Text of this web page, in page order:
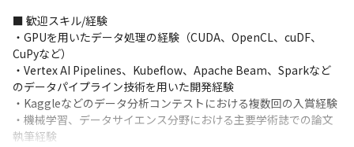
＜市場規模＞
・日本の製造業の法人数：約60万社
・現在顧客数：約500社
・想定顧客数：約1万社
・想定サービス市場規模：200億円～300億円
・競合他社：0社（製造業に特化した会社がない）
※2023年9月現在
■ 歓迎スキル/経験
・GPUを用いたデータ処理の経験（CUDA、OpenCL、cuDF、
CuPyなど）
・Vertex AI Pipelines、Kubeflow、Apache Beam、Sparkなど
のデータパイプライン技術を用いた開発経験
・Kaggleなどのデータ分析コンテストにおける複数回の入賞経験
・機械学習、データサイエンス分野における主要学術誌での論文
執筆経験